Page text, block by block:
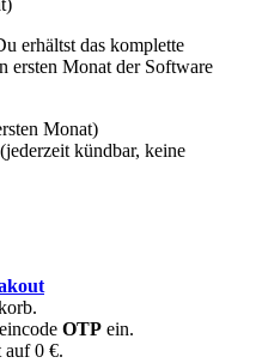
erhältst das komplette
ersten Monat der Software
Monat)
kündbar, keine
OTP ein.
auf 0 €.